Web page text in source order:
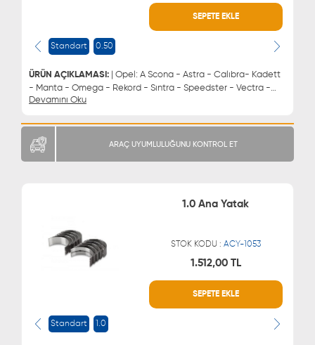
SEPETE EKLE
Standart 0.50
ÜRÜN AÇIKLAMASI: | Opel: A Scona - Astra - Calıbra- Kadett
- Manta - Omega - Rekord - Sıntra - Speedster - Vectra -
Zafıra Chevrolet: Astra - Vectra - Zafıra Daewoo: Brougham -
Lada: Vega | Ana Yatak 0.75
Devamını Oku
MÜŞTERİ HİZMETLERİ
ARAÇ UYUMLULUĞUNU KONTROL ET
1.0 Ana Yatak
STOK KODU : ACY-1053
1.512,00 TL
SEPETE EKLE
Standart 1.0
MÜŞTERİ HİZMETLERİ